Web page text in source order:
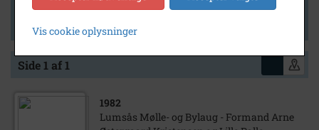
Side 1 af 1
1982
Lumsås Mølle- og Bylaug - Formand Arne
Vis cookie oplysninger